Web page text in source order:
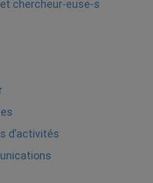
chercheur-euse-s
d’activités